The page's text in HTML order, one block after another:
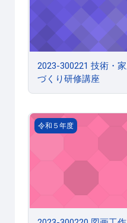
2023-300221 技術・
づくり研修講座
2023-300220 図画工作
令和５年度